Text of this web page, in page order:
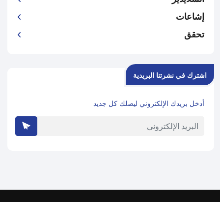
إشاعات
تحقق
اشترك في نشرتنا البريدية
أدخل بريدك الإلكتروني ليصلك كل جديد